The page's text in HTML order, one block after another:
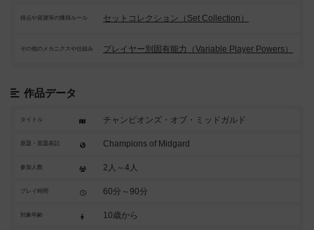
得点や資源等の獲得ルール セットコレクション（Set Collection）
その他のメカニクスや仕組み プレイヤー別固有能力（Variable Player Powers）
作品データ
タイトル チャンピオンズ・オブ・ミッドガルド
原題・英題表記 Champions of Midgard
参加人数 2人～4人
プレイ時間 60分～90分
対象年齢 10歳から